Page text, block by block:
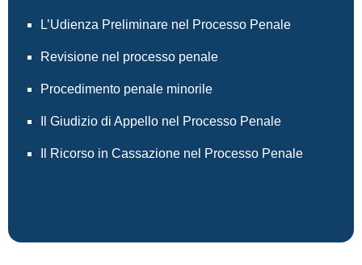
L’Udienza Preliminare nel Processo Penale
Revisione nel processo penale
Procedimento penale minorile
Il Giudizio di Appello nel Processo Penale
Il Ricorso in Cassazione nel Processo Penale